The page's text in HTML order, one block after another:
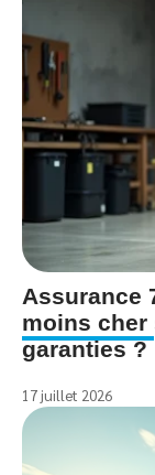
Assurance
moins cher
garanties ?
17 juillet 2026